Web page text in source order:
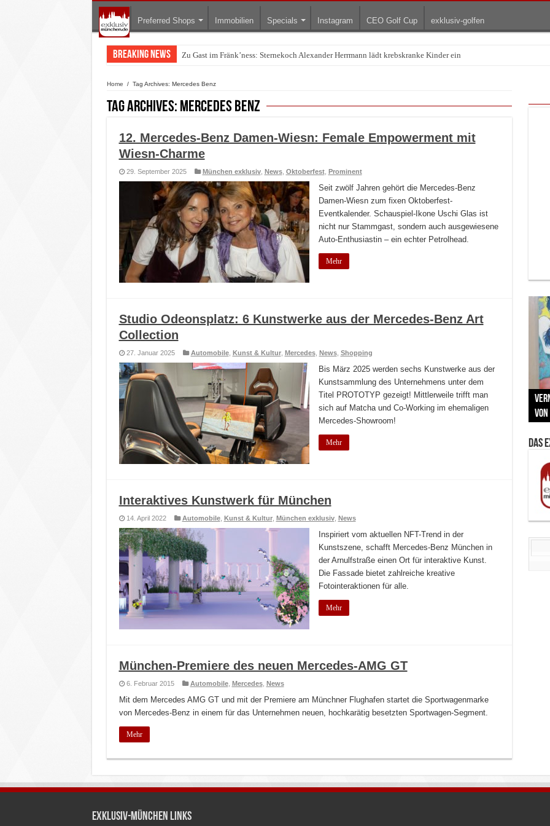
Preferred Shops Immobilien Specials Instagram CEO Golf Cup exklusiv-golfen
Breaking News Zu Gast im Fränk’ness: Sternekoch Alexander Herrmann lädt krebskranke Kinder ein
Warum München gerade zum Treffpunkt der Lingerie-Branche wurde
Home / Tag Archives: Mercedes Benz
Tag Archives: Mercedes Benz
12. Mercedes-Benz Damen-Wiesn: Female Empowerment mit
Wiesn-Charme
29. September 2025 München exklusiv, News, Oktoberfest, Prominent
Seit zwölf Jahren gehört die Mercedes-Benz
Damen-Wiesn zum fixen Oktoberfest-
Eventkalender. Schauspiel-Ikone Uschi Glas ist
nicht nur Stammgast, sondern auch ausgewiesene
Auto-Enthusiastin – ein echter Petrolhead.
Mehr
Studio Odeonsplatz: 6 Kunstwerke aus der Mercedes-Benz Art
Collection
27. Januar 2025 Automobile, Kunst & Kultur, Mercedes, News, Shopping
Bis März 2025 werden sechs Kunstwerke aus der
Kunstsammlung des Unternehmens unter dem
Titel PROTOTYP gezeigt! Mittlerweile trifft man
sich auf Matcha und Co-Working im ehemaligen
Mercedes-Showroom!
Mehr
Interaktives Kunstwerk für München
14. April 2022 Automobile, Kunst & Kultur, München exklusiv, News
Inspiriert vom aktuellen NFT-Trend in der
Kunstszene, schafft Mercedes-Benz München in
der Arnulfstraße einen Ort für interaktive Kunst.
Die Fassade bietet zahlreiche kreative
Fotointeraktionen für alle.
Mehr
München-Premiere des neuen Mercedes-AMG GT
6. Februar 2015 Automobile, Mercedes, News
Mit dem Mercedes AMG GT und mit der Premiere am Münchner Flughafen startet die Sportwagenmarke
von Mercedes-Benz in einem für das Unternehmen neuen, hochkarätig besetzten Sportwagen-Segment.
Mehr
Zu
Das
Exklusiv-München Links